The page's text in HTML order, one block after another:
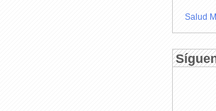
Salud